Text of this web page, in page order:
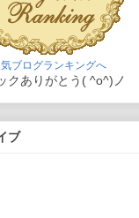
気ブログランキングへ
クありがとう( ^o^)ノ
ブ